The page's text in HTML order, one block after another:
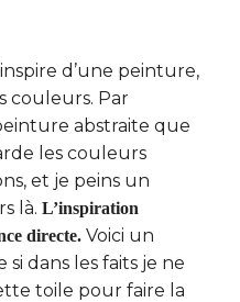
d’une peinture,
couleurs. Par
abstraite que
les couleurs
et je peins un
là. L’inspiration
directe. Voici un
dans les faits je ne
toile pour faire la